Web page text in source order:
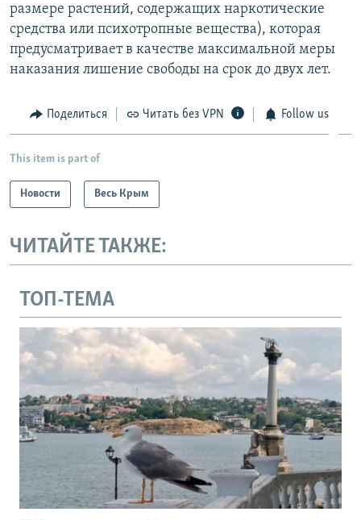
размере растений, содержащих наркотические
средства или психотропные вещества), которая
предусматривает в качестве максимальной меры
наказания лишение свободы на срок до двух лет.
Поделиться Читать без VPN Follow us
This item is part of
Новости Весь Крым
ЧИТАЙТЕ ТАКЖЕ:
ТОП-ТЕМА